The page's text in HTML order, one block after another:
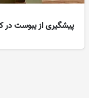
پیشگیری از یبوست در